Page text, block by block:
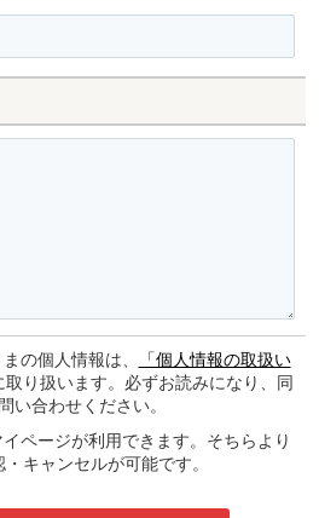
の個人情報は、
「個人情報の取扱い
取り扱います。必ずお読みになり、同
い合わせください。
ページが利用できます。そちらより
キャンセルが可能です。